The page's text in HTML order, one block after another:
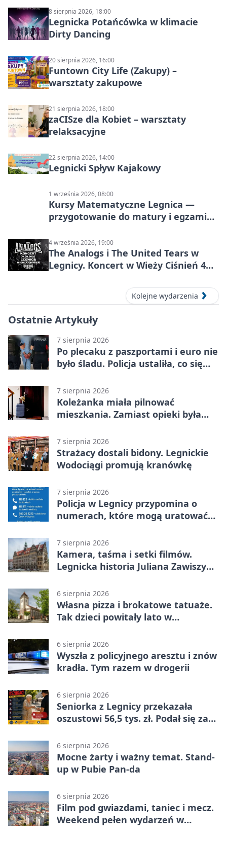
8 sierpnia 2026, 18:00
Legnicka Potańcówka w klimacie
Dirty Dancing
20 sierpnia 2026, 16:00
Funtown City Life (Zakupy) –
warsztaty zakupowe
21 sierpnia 2026, 18:00
zaCISze dla Kobiet – warsztaty
relaksacyjne
22 sierpnia 2026, 14:00
Legnicki Spływ Kajakowy
1 września 2026, 08:00
Kursy Matematyczne Legnica —
przygotowanie do matury i egzaminu
4 września 2026, 19:00
The Analogs i The United Tears w
Legnicy. Koncert w Wieży Ciśnień 4
Kolejne wydarzenia
Ostatnie Artykuły
7 sierpnia 2026
Po plecaku z paszportami i euro nie
było śladu. Policja ustaliła, co się
7 sierpnia 2026
Koleżanka miała pilnować
mieszkania. Zamiast opieki była
7 sierpnia 2026
Strażacy dostali bidony. Legnickie
Wodociągi promują kranówkę
7 sierpnia 2026
Policja w Legnicy przypomina o
numerach, które mogą uratować
7 sierpnia 2026
Kamera, taśma i setki filmów.
Legnicka historia Juliana Zawiszy
6 sierpnia 2026
Własna pizza i brokatowe tatuaże.
Tak dzieci powitały lato w
6 sierpnia 2026
Wyszła z policyjnego aresztu i znów
kradła. Tym razem w drogerii
6 sierpnia 2026
Seniorka z Legnicy przekazała
oszustowi 56,5 tys. zł. Podał się za
6 sierpnia 2026
Mocne żarty i ważny temat. Stand-
up w Pubie Pan-da
6 sierpnia 2026
Film pod gwiazdami, taniec i mecz.
Weekend pełen wydarzeń w